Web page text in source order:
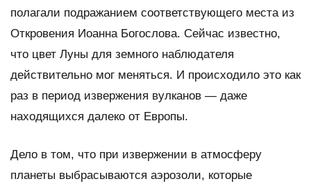
полагали подражанием соответствующего места из
Откровения Иоанна Богослова. Сейчас известно,
что цвет Луны для земного наблюдателя
действительно мог меняться. И происходило это как
раз в период извержения вулканов — даже
находящихся далеко от Европы.
Дело в том, что при извержении в атмосферу
планеты выбрасываются аэрозоли, которые